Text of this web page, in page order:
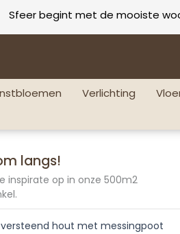
Sfeer begint met de mooiste
Verlichting
langs!
inspirate op in onze 500m2
hout met messingpoot